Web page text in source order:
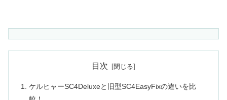
目次
ケルヒャーSC4Deluxeと旧型SC4EasyFixの違いを比